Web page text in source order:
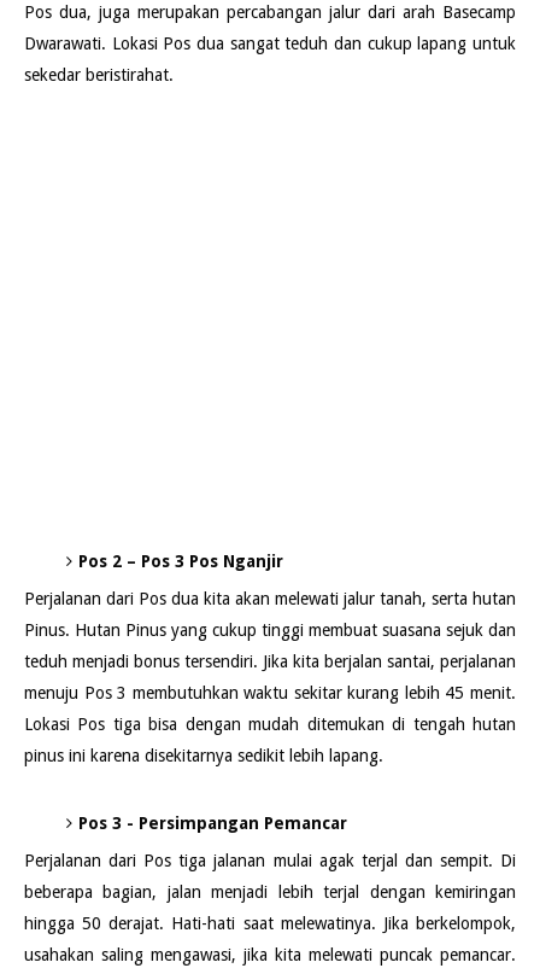
Pos dua, juga merupakan percabangan jalur dari arah Basecamp
Dwarawati. Lokasi Pos dua sangat teduh dan cukup lapang untuk
sekedar beristirahat.
Pos 2 – Pos 3 Pos Nganjir
Perjalanan dari Pos dua kita akan melewati jalur tanah, serta hutan
Pinus. Hutan Pinus yang cukup tinggi membuat suasana sejuk dan
teduh menjadi bonus tersendiri. Jika kita berjalan santai, perjalanan
menuju Pos 3 membutuhkan waktu sekitar kurang lebih 45 menit.
Lokasi Pos tiga bisa dengan mudah ditemukan di tengah hutan
pinus ini karena disekitarnya sedikit lebih lapang.
Pos 3 - Persimpangan Pemancar
Perjalanan dari Pos tiga jalanan mulai agak terjal dan sempit. Di
beberapa bagian, jalan menjadi lebih terjal dengan kemiringan
hingga 50 derajat. Hati-hati saat melewatinya. Jika berkelompok,
usahakan saling mengawasi, jika kita melewati puncak pemancar.